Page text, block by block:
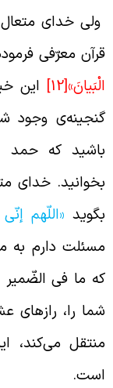
خدای متعال
معرّفی
[12]
این
وجود
که حمد و
خدای
«اللّهم
دارم به
ما فی الضّمیر
را، رازهای
می‌کند،